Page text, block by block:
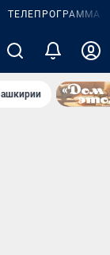
ТЕЛЕПРОГРАММА